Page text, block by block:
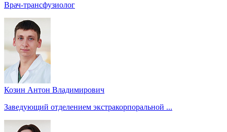
Врач-трансфузиолог
Козин Антон Владимирович
Заведующий отделением экстракорпоральной ...